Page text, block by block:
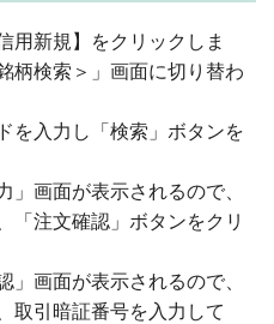
用新規】をクリックしま
柄検索＞」画面に切り替わ
を入力し「検索」ボタンを
」画面が表示されるので、
「注文確認」ボタンをクリ
」画面が表示されるので、
取引暗証番号を入力して